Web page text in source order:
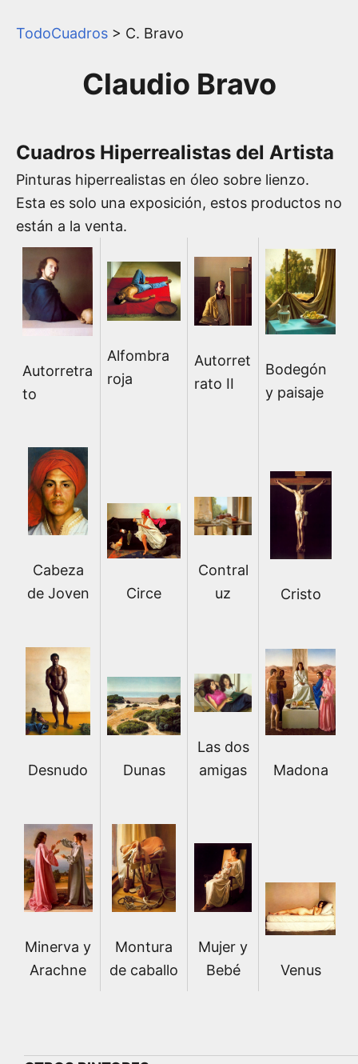
TodoCuadros > C. Bravo
Claudio Bravo
Cuadros Hiperrealistas del Artista
Pinturas hiperrealistas en óleo sobre lienzo.
Esta es solo una exposición, estos productos no
están a la venta.
Autorretra
to
Alfombra
roja
Autorret
rato II
Bodegón
y paisaje
Cabeza
de Joven
Circe
Contral
uz
Cristo
Desnudo Dunas
Las dos
amigas
Madona
Minerva y
Arachne
Montura
de caballo
Mujer y
Bebé
Venus